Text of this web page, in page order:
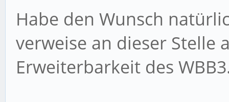
Habe den Wunsch
verweise an dieser Stelle
Erweiterbarkeit des